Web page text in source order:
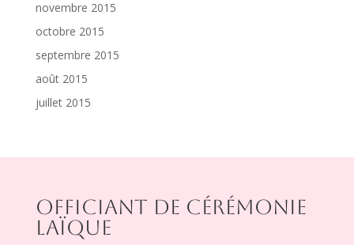
novembre 2015
octobre 2015
septembre 2015
août 2015
juillet 2015
OFFICIANT DE CÉRÉMONIE
LAÏQUE